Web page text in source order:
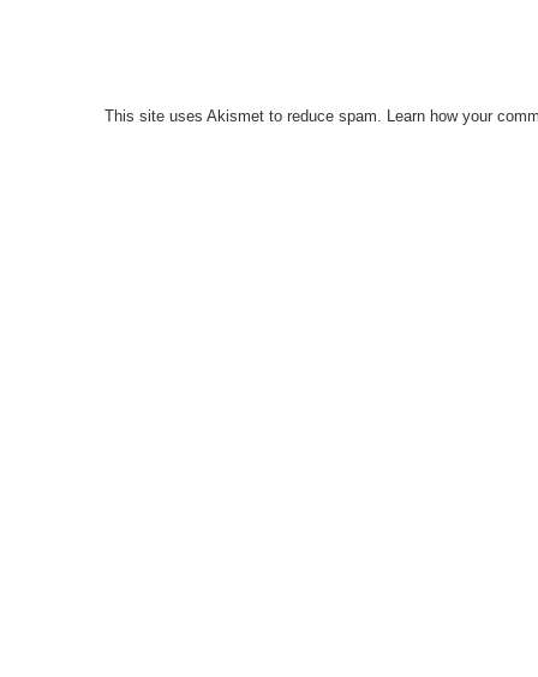
This site uses Akismet to reduce spam. Learn how your